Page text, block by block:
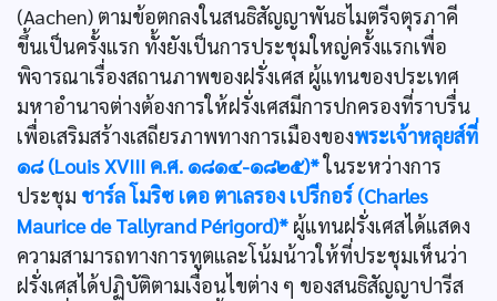
(Aachen) ตามข้อตกลงในสนธิสัญญาพันธไมตรีจตุรภาคี
ขึ้นเป็นครั้งแรก ทั้งยังเป็นการประชุมใหญ่ครั้งแรกเพื่อ
พิจารณาเรื่องสถานภาพของฝรั่งเศส ผู้แทนของประเทศ
มหาอำนาจต่างต้องการให้ฝรั่งเศสมีการปกครองที่ราบรื่น
เพื่อเสริมสร้างเสถียรภาพทางการเมืองของพระเจ้าหลุยส์ที่
๑๘ (Louis XVIII ค.ศ. ๑๘๑๔-๑๘๒๕)*ในระหว่างการ
ประชุม ชาร์ล โมริซ เดอ ตาเลรอง เปรีกอร์ (Charles
Maurice de Tallyrand Périgord)* ผู้แทนฝรั่งเศสได้แสดง
ความสามารถทางการทูตและโน้มน้าวให้ที่ประชุมเห็นว่า
ฝรั่งเศสได้ปฏิบัติตามเงื่อนไขต่าง ๆ ของสนธิสัญญาปารีส